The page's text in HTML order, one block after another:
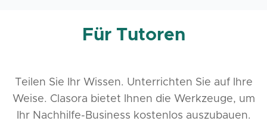
Für Tutoren
Teilen Sie Ihr Wissen. Unterrichten Sie auf Ihre
Weise. Clasora bietet Ihnen die Werkzeuge, um
Ihr Nachhilfe-Business kostenlos auszubauen.